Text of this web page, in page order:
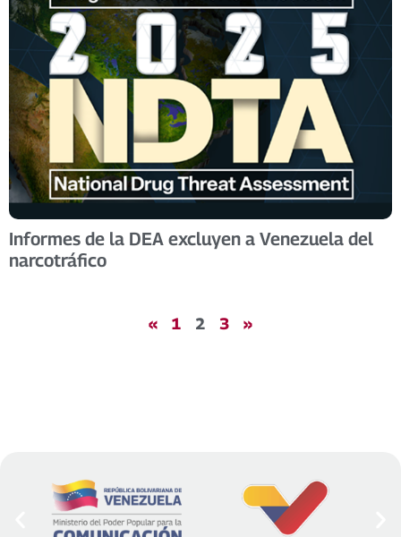
Informes de la DEA excluyen a Venezuela del
narcotráfico
« 1 2 3 »